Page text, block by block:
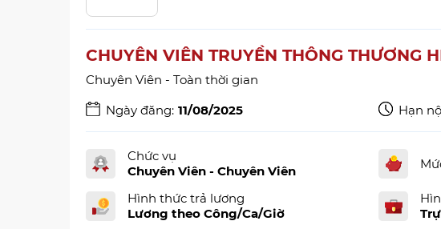
CHUYÊN VIÊN TRUYỀN THÔNG THƯƠNG
Chuyên Viên - Toàn thời gian
Ngày đăng: 11/08/2025 Hạn
Chức vụ
Chuyên Viên - Chuyên Viên
Hình thức trả lương
Lương theo Công/Ca/Giờ